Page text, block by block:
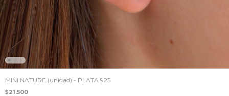
MINI NATURE (unidad) - PLATA 925
$21.500